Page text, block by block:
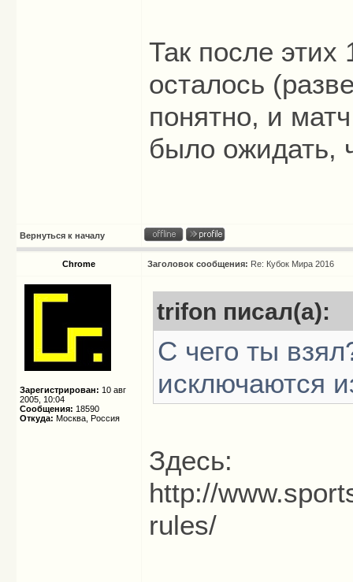
Так после этих
осталось
понятно, и
было ожидать,
Вернуться к началу
Chrome Заголовок сообщения: Re: Кубок Мира 2016
Зарегистрирован: 10 авг
2005, 10:04
Сообщения: 18590
Откуда: Москва, Россия
trifon писал(а):
С чего ты
исключаются
Здесь:
http://
rules/